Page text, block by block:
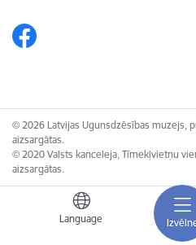
Language
© 2026 Latvijas Ugunsdzēsības muzejs,
aizsargātas.
© 2020 Valsts kanceleja, Tīmekļvietņu
aizsargātas.